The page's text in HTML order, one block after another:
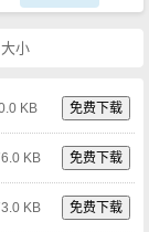
大小
KB 免费下载
KB 免费下载
KB 免费下载